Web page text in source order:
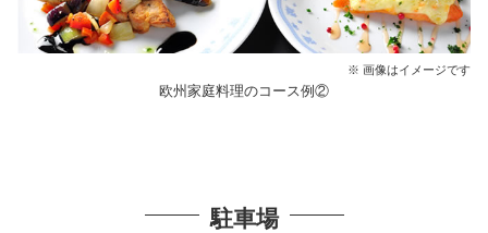
※ 画像はイメージです
欧州家庭料理のコース例②
駐車場